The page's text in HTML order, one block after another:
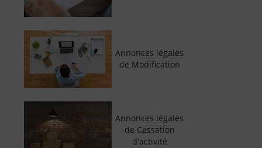
Annonces légales
de Modification
Annonces légales
de Cessation
d'activité